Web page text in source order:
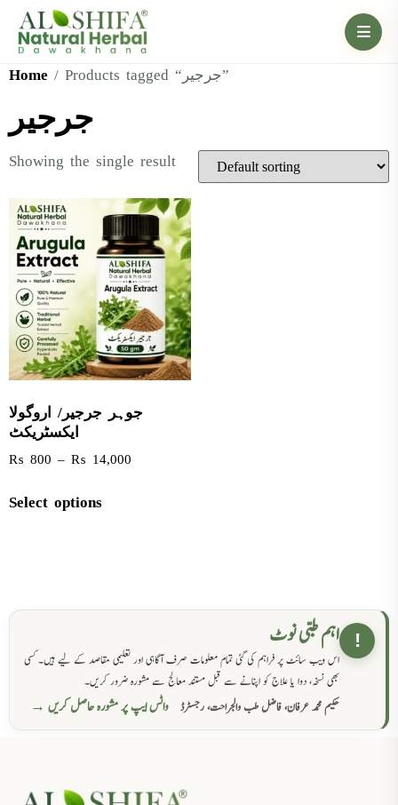
Home / Products tagged “جرجیر”
جرجیر
Showing the single result
جوہر جرجیر/ اروگولا
ایکسٹریکٹ
₨ 800 – ₨ 14,000
Select options
! اہم طبی نوٹ
اس ویب سائٹ پر فراہم کی گئی تمام معلومات صرف آگاہی اور تعلیمی مقاصد کے لیے ہیں۔ کسی
بھی نسخہ، دوا یا علاج کو اپنانے سے قبل مستند معالج سے مشورہ ضرور کریں۔
حکیم محمد عرفان، فاضل طب والجراحت، رجسٹرڈ
واٹس ایپ پر مشورہ حاصل کریں →